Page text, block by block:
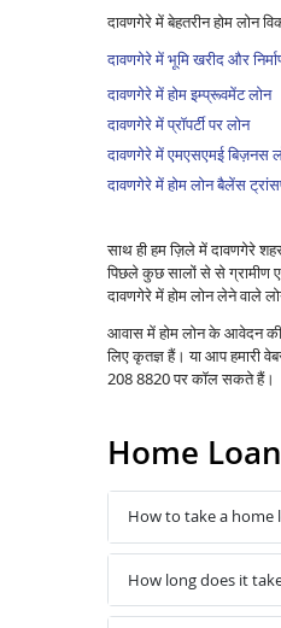
दावणगेरे में बेहतरीन होम लोन
दावणगेरे में भूमि खरीद और
दावणगेरे में होम इम्प्रूवमेंट लोन
दावणगेरे में प्रॉपर्टी पर लोन
दावणगेरे में एमएसएमई बिज़नस
दावणगेरे में होम लोन बैलेंस
साथ ही हम ज़िले में दावणगेरे
पिछले कुछ सालों से से ग्रामीण
दावणगेरे में होम लोन लेने वाले
आवास में होम लोन के आवेदन की
लिए कृतज्ञ हैं। या आप हमारी
208 8820 पर कॉल सकते हैं।
Home
How to take a home
How long does it